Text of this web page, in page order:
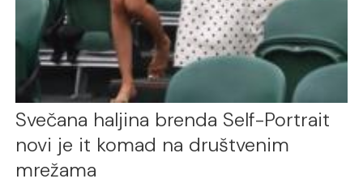
Svečana haljina brenda Self-Portrait
novi je it komad na društvenim
mrežama